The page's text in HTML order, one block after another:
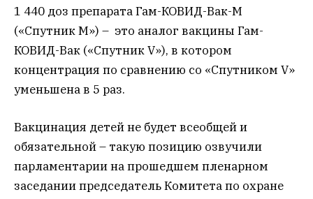
1 440 доз препарата Гам-КОВИД-Вак-М
(«Спутник М») – это аналог вакцины Гам-
КОВИД-Вак («Спутник V»), в котором
концентрация по сравнению со «Спутником V»
уменьшена в 5 раз.
Вакцинация детей не будет всеобщей и
обязательной – такую позицию озвучили
парламентарии на прошедшем пленарном
заседании председатель Комитета по охране